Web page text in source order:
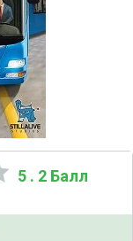
5 . 2 Балл